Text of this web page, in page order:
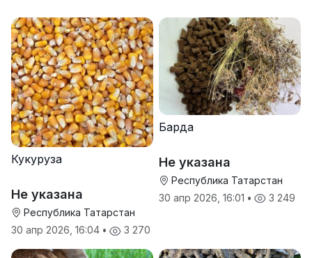
Кукуруза
Не указана
Республика Татарстан
30 апр 2026, 16:04 • 3 270
Барда
Не указана
Республика Татарстан
30 апр 2026, 16:01 • 3 249